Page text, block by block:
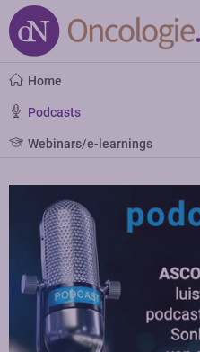
Home
Podcasts
Webinars/e-learnings